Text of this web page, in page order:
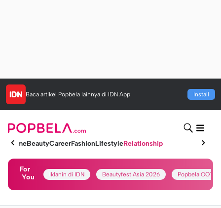
Baca artikel Popbela lainnya di IDN App Install
HomeBeautyCareerFashionLifestyleRelationship
For
You
Iklanin di IDN Beautyfest Asia 2026 Popbela OOTD